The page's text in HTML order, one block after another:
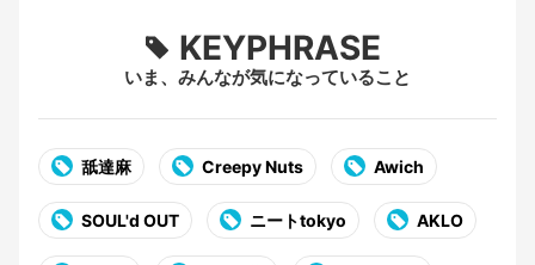
KEYPHRASE
いま、みんなが気になっていること
舐達麻 Creepy Nuts Awich
SOUL'd OUT ニートtokyo AKLO